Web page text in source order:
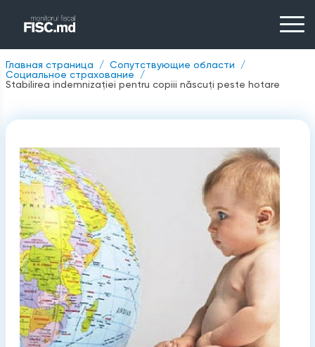
Главная страница
Сопутствующие области
Социальное страхование
Stabilirea indemnizaţiei pentru copiii născuți peste hotare